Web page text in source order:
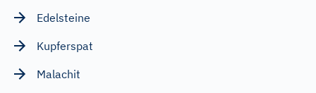
Edelsteine
Kupferspat
Malachit